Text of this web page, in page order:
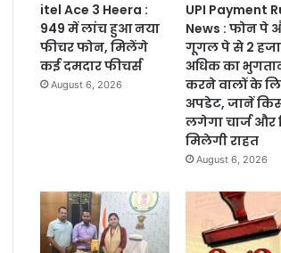
itel Ace 3 Heera :
949 में लांच हुआ नया
फीचर फोन, मिलेंगे
कई दमदार फीचर्स
August 6, 2026
UPI Payment
News : फोन पे
गूगल पे से 2
अधिक का
करने वालों के
अपडेट, जानें
लगेगा चार्ज और
मिलेगी राहत
August 6, 2026